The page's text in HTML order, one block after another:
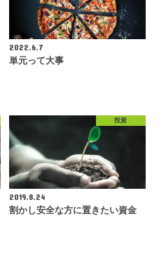
2022.6.7
単元って大事
投資
2019.8.24
割かし安全な方に置きたい資金